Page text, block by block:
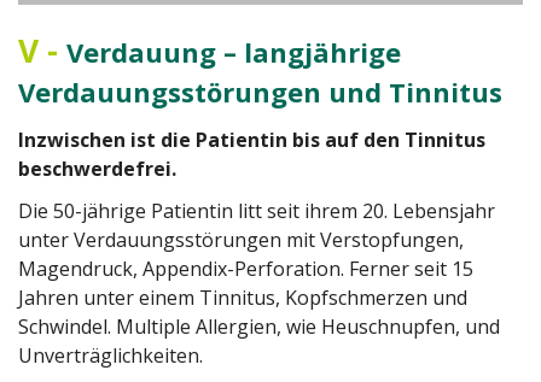
V - Verdauung – langjährige
Verdauungsstörungen und Tinnitus
Inzwischen ist die Patientin bis auf den Tinnitus
beschwerdefrei.
Die 50-jährige Patientin litt seit ihrem 20. Lebensjahr
unter Verdauungsstörungen mit Verstopfungen,
Magendruck, Appendix-Perforation. Ferner seit 15
Jahren unter einem Tinnitus, Kopfschmerzen und
Schwindel. Multiple Allergien, wie Heuschnupfen, und
Unverträglichkeiten.